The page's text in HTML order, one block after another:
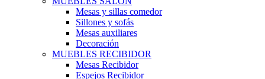
Mesas y sillas comedor
Sillones y sofás
Mesas auxiliares
Decoración
MUEBLES RECIBIDOR
Mesas Recibidor
Espejos Recibidor